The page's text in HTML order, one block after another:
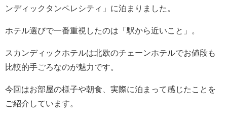
ンディックタンペレシティ」に泊まりました。
ホテル選びで一番重視したのは「駅から近いこと」。
スカンディックホテルは北欧のチェーンホテルでお値段も
比較的手ごろなのが魅力です。
今回はお部屋の様子や朝食、実際に泊まって感じたことを
ご紹介しています。